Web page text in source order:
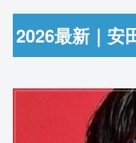
2026最新｜安